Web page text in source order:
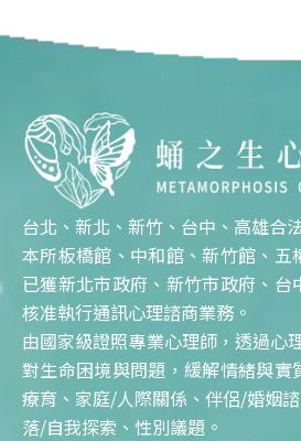
台北、新北、新竹、台中、高雄合
本所板橋館、中和館、新竹館、五
已獲新北市政府、新竹市政府、台
核准執行通訊心理諮商業務。
由國家級證照專業心理師，透過心
對生命困境與問題，緩解情緒與實
療育、家庭/人際關係、伴侶/婚姻
落/自我探索、性別議題。